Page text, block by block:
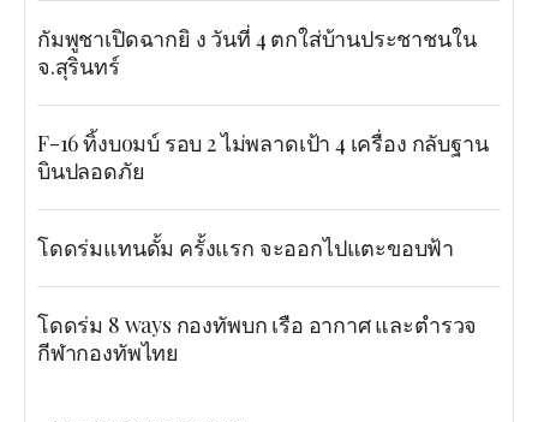
กัมพูชาเปิดฉากยิ ง วันที่ 4 ตกใส่บ้านประชาชนใน
จ.สุรินทร์
F-16 ทิ้งบoมบ์ รอบ 2 ไม่พลาดเป้า 4 เครื่อง กลับฐาน
บินปลอดภัย
โดดร่มแทนดั้ม ครั้งแรก จะออกไปแตะขอบฟ้า
โดดร่ม 8 ways กองทัพบก เรือ อากาศ และตำรวจ
กีฬากองทัพไทย